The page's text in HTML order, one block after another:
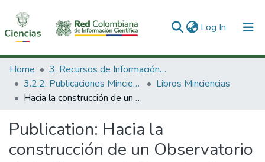
Log In (current)
Communities & Collections
All of DSpace
Home
3. Recursos de Información Científica y Tecnológica
3.2.2. Publicaciones Minciencias
Libros Minciencias
Hacia la construcción de un Observatorio de la Ciencia y la Tecnología
Publication: Hacia la
construcción de un Observatorio